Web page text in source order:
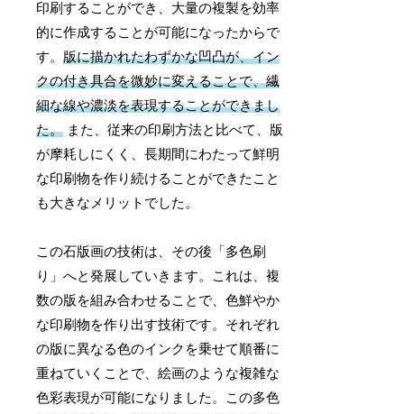
印刷することができ、大量の複製を効率
的に作成することが可能になったからで
す。版に描かれたわずかな凹凸が、イン
クの付き具合を微妙に変えることで、繊
細な線や濃淡を表現することができまし
た。 また、従来の印刷方法と比べて、版
が摩耗しにくく、長期間にわたって鮮明
な印刷物を作り続けることができたこと
も大きなメリットでした。
この石版画の技術は、その後「多色刷
り」へと発展していきます。これは、複
数の版を組み合わせることで、色鮮やか
な印刷物を作り出す技術です。それぞれ
の版に異なる色のインクを乗せて順番に
重ねていくことで、絵画のような複雑な
色彩表現が可能になりました。この多色